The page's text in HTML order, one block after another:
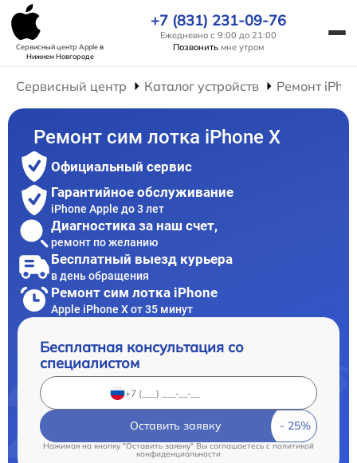
Сервисный центр Appleв
Нижнем Новгороде
+7 (831) 231-09-76
Ежедневно с 9:00 до 21:00
Позвонить мне утром
Сервисный центр Каталог устройств Ремонт
Ремонт сим лотка iPhone X
Официальный сервис
Гарантийное обслуживание
iPhone Apple до 3 лет
Диагностика за наш счет,
ремонт по желанию
Бесплатный выезд курьера
в день обращения
Ремонт сим лотка iPhone
Apple iPhone X от 35 минут
Бесплатная консультация со
специалистом
Оставить заявку
Нажимая на кнопку "Оставить заявку" Вы соглашаетесь cполитикой
конфиденциальности